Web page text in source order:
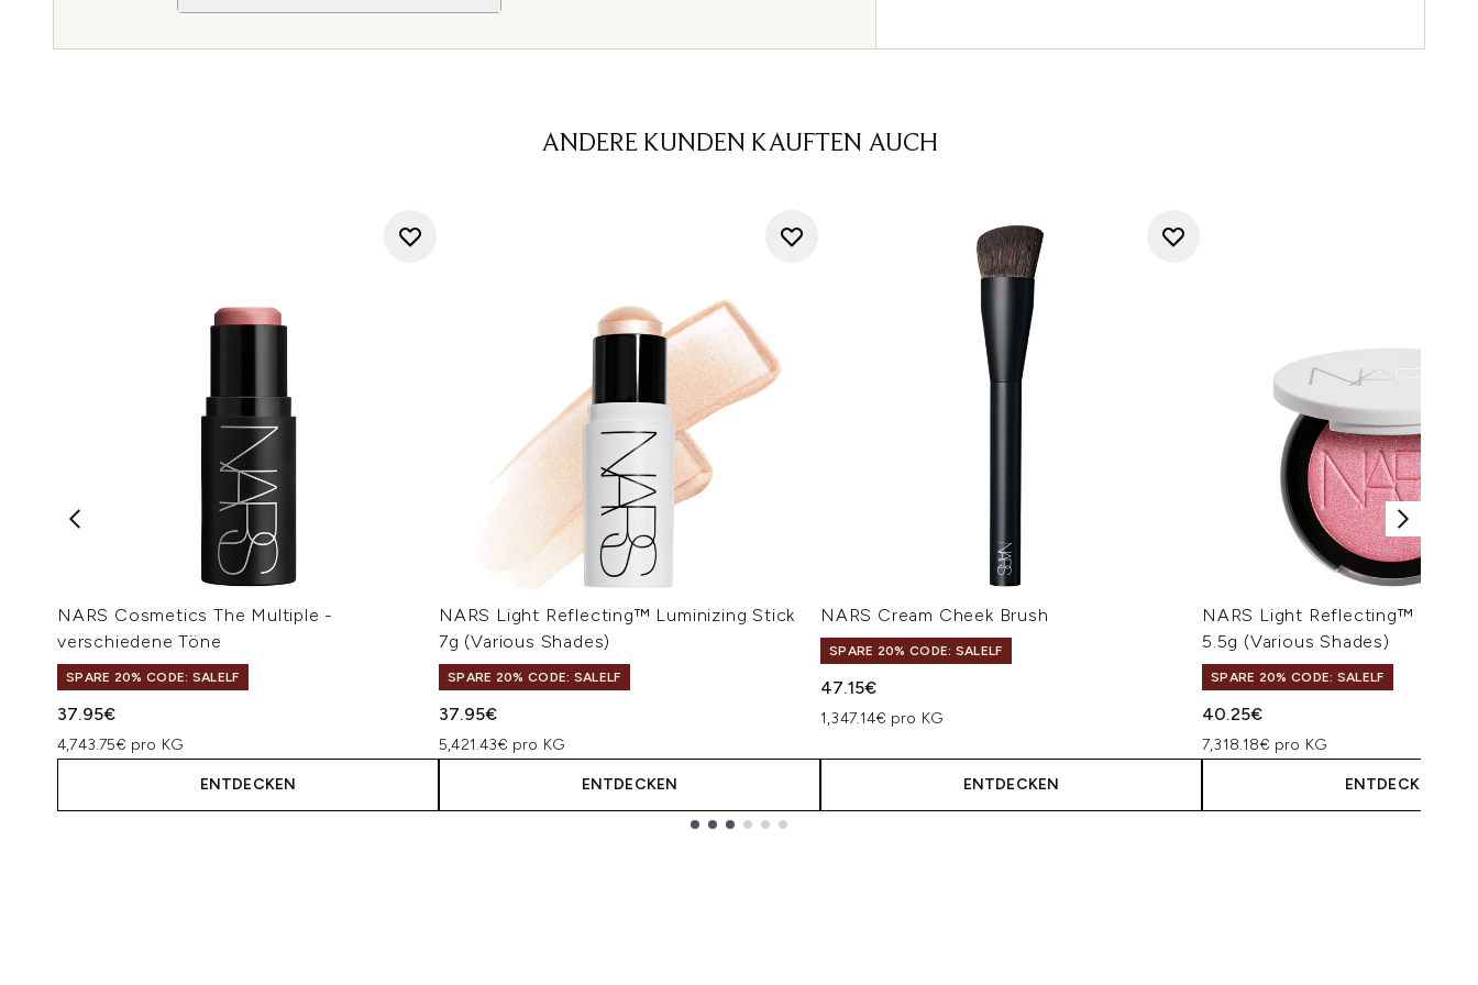
ANDERE KUNDEN KAUFTEN AUCH
NARS Cosmetics The Multiple -
verschiedene Töne
SPARE 20% CODE: SALELF
37.95€
4,743.75€ pro KG
ENTDECKEN
NARS Light Reflecting™ Luminizing Stick
7g (Various Shades)
SPARE 20% CODE: SALELF
37.95€
5,421.43€ pro KG
ENTDECKEN
NARS Cream Cheek Brush
SPARE 20% CODE: SALELF
47.15€
1,347.14€ pro KG
ENTDECKEN
NARS Light Reflecting™
5.5g (Various Shades)
SPARE 20% CODE: SALELF
40.25€
7,318.18€ pro KG
ENTDECKEN